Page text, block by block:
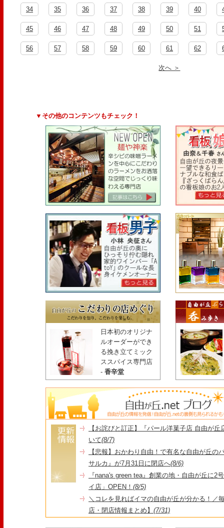
34 35 36 37 38 39 40
45 46 47 48 49 50 51
56 57 58 59 60 61 62
次へ ＞
▼その他のコンテンツもチェック！
日本初のオリジナ
ルオーダーができ
る挽き立てミック
ススパイス専門店
- 香辛堂
【お詫びと訂正】『パール洋菓子店 自由が
いて(8/7)
【悲報】おかわり自由！で有名な自由が丘の
サルカ』が7月31日に閉店へ(8/6)
『nana's green tea』創業の地・自由が丘に2
イ店」OPEN！ (8/5)
＼コレを見ればイマの自由が丘が分かる！／
店・閉店情報まとめ】 (7/31)